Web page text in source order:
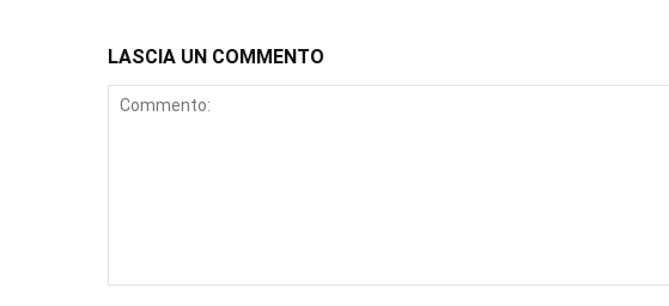
LASCIA UN COMMENTO